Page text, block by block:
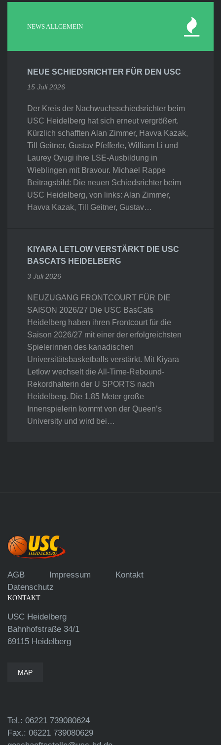
NEWS ALLGEMEIN
NEUE SCHIEDSRICHTER FÜR DEN USC
15 Juli 2026
Der Kreis der Nachwuchsschiedsrichter beim
USC Heidelberg hat sich erneut vergrößert.
Kürzlich schafften Alan Zimmer, Havva Kazak,
Till Geitner, Gustav Pfefferle, William Li und
Laurey Oyugi ihre LSE-Ausbildung in
Wieblingen mit Bravour. Michael Rappe
Beitragsbild: Die neuen Schiedsrichter beim
USC Heidelberg, von links: Alan Zimmer,
Havva Kazak, Till Geitner, Gustav…
KIYARA LETLOW VERSTÄRKT DIE USC
BASCATS HEIDELBERG
3 Juli 2026
NEUZUGANG FRONTCOURT FÜR DIE
SAISON 2026/27 Die USC BasCats
Heidelberg haben ihren Frontcourt für die
Saison 2026/27 mit einer der erfolgreichsten
Spielerinnen des kanadischen
Universitätsbasketballs verstärkt. Mit Kiyara
Letlow wechselt die All-Time-Rebound-
Rekordhalterin der U SPORTS nach
Heidelberg. Die 1,85 Meter große
Innenspielerin kommt von der Queen’s
University und wird bei…
AGB Impressum
Kontakt
Datenschutz
KONTAKT
USC Heidelberg
Bahnhofstraße 34/1
69115 Heidelberg
MAP
Tel.: 06221 739080624
Fax.: 06221 739080629